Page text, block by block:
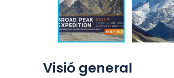
Visió general